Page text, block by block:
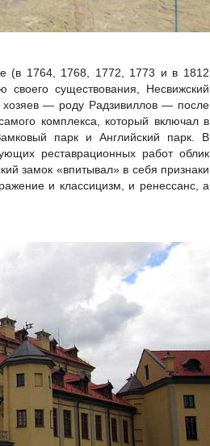
(в 1764, 1768, 1772, 1773 и в 1812
существования, Несвижский
хозяев — роду Радзивиллов — после
комплекса, который включал в
парк и Английский парк. В
реставрационных работ облик
замок «впитывал» в себя признаки
и классицизм, и ренессанс, а